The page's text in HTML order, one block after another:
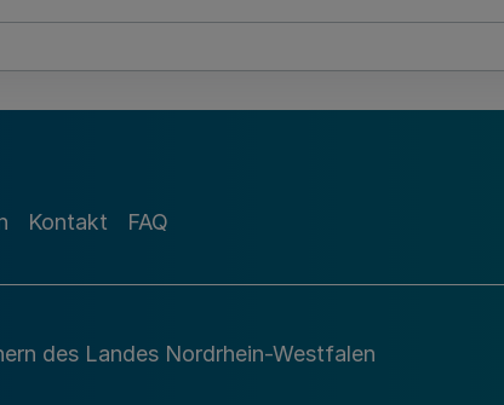
Kontakt FAQ
des Landes Nordrhein-Westfalen